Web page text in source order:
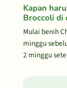
Kapan
Broccoli di
Mulai benih
minggu
2 minggu